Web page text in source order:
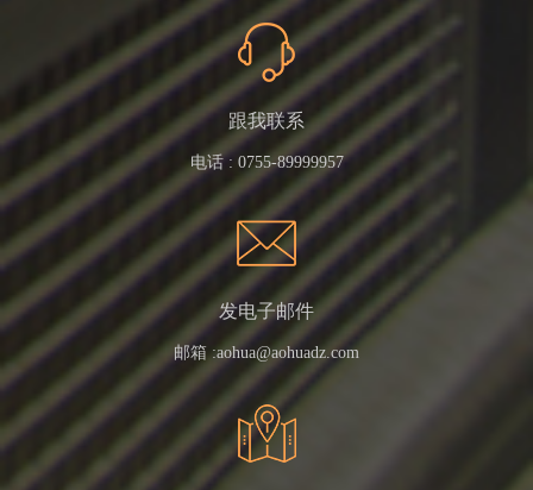
跟我联系
电话 : 0755-89999957
发电子邮件
邮箱 :aohua@aohuadz.com